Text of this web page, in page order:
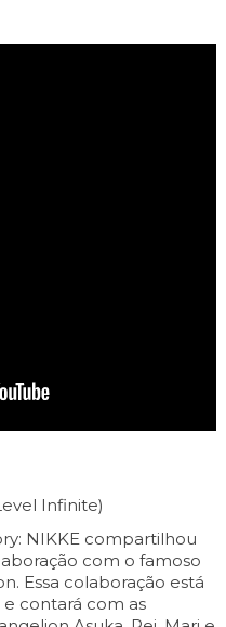
Infinite)
NIKKE compartilhou
com o famoso
Essa colaboração está
contará com as